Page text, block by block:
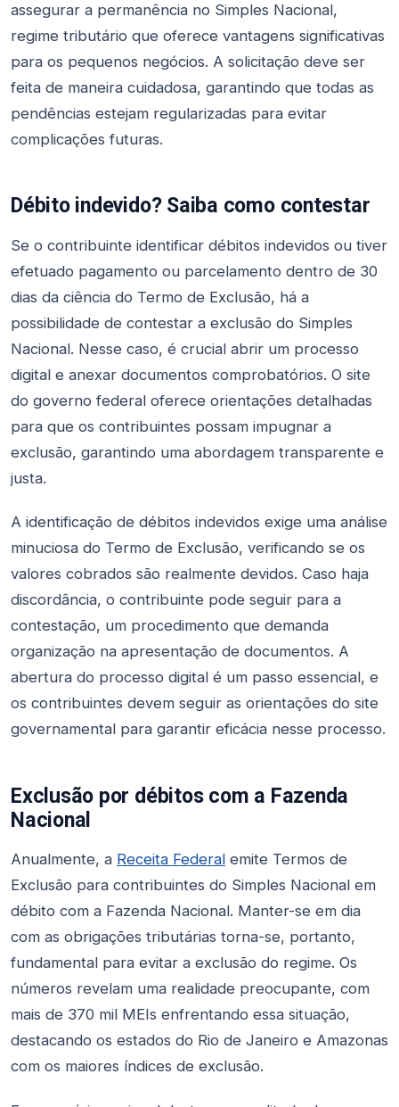
assegurar a permanência no Simples Nacional,
regime tributário que oferece vantagens significativas
para os pequenos negócios. A solicitação deve ser
feita de maneira cuidadosa, garantindo que todas as
pendências estejam regularizadas para evitar
complicações futuras.
Débito indevido? Saiba como contestar
Se o contribuinte identificar débitos indevidos ou tiver
efetuado pagamento ou parcelamento dentro de 30
dias da ciência do Termo de Exclusão, há a
possibilidade de contestar a exclusão do Simples
Nacional. Nesse caso, é crucial abrir um processo
digital e anexar documentos comprobatórios. O site
do governo federal oferece orientações detalhadas
para que os contribuintes possam impugnar a
exclusão, garantindo uma abordagem transparente e
justa.
A identificação de débitos indevidos exige uma análise
minuciosa do Termo de Exclusão, verificando se os
valores cobrados são realmente devidos. Caso haja
discordância, o contribuinte pode seguir para a
contestação, um procedimento que demanda
organização na apresentação de documentos. A
abertura do processo digital é um passo essencial, e
os contribuintes devem seguir as orientações do site
governamental para garantir eficácia nesse processo.
Exclusão por débitos com a Fazenda
Nacional
Anualmente, a Receita Federal emite Termos de
Exclusão para contribuintes do Simples Nacional em
débito com a Fazenda Nacional. Manter-se em dia
com as obrigações tributárias torna-se, portanto,
fundamental para evitar a exclusão do regime. Os
números revelam uma realidade preocupante, com
mais de 370 mil MEIs enfrentando essa situação,
destacando os estados do Rio de Janeiro e Amazonas
com os maiores índices de exclusão.